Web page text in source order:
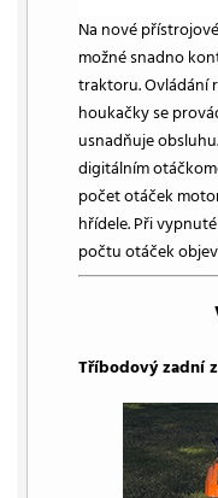
Na nové
možné snadno
traktoru. Ovládání
houkačky se
usnadňuje
digitálním
počet otáček
hřídele. Při
počtu otáček
Tříbodový zadní